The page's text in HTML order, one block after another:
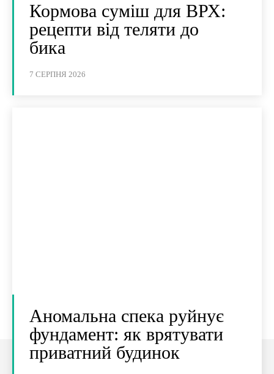
Кормова суміш для ВРХ:
рецепти від теляти до
бика
7 СЕРПНЯ 2026
Аномальна спека руйнує
фундамент: як врятувати
приватний будинок